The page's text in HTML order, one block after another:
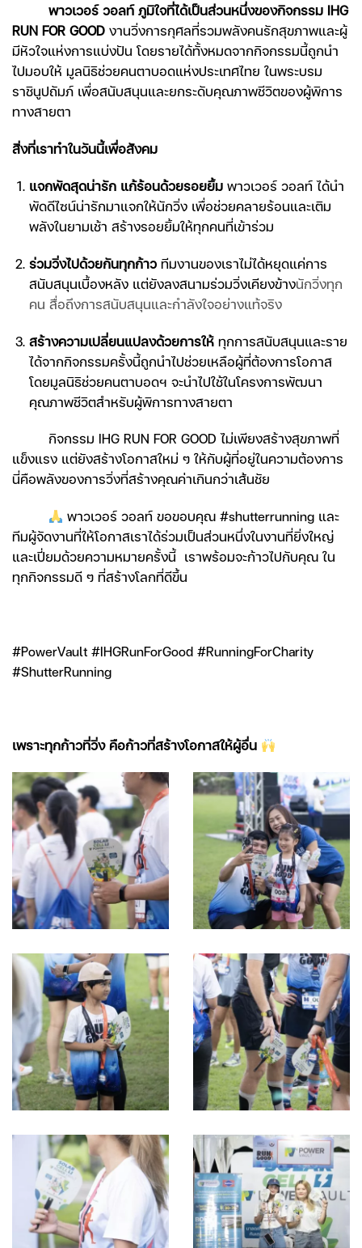
พาวเวอร์ วอลท์ ภูมิใจที่ได้เป็นส่วนหนึ่งของกิจกรรม IHG
RUN FOR GOOD งานวิ่งการกุศลที่รวมพลังคนรักสุขภาพและผู้
มีหัวใจแห่งการแบ่งปัน โดยรายได้ทั้งหมดจากกิจกรรมนี้ถูกนำ
ไปมอบให้ มูลนิธิช่วยคนตาบอดแห่งประเทศไทย ในพระบรม
ราชินูปถัมภ์ เพื่อสนับสนุนและยกระดับคุณภาพชีวิตของผู้พิการ
ทางสายตา
สิ่งที่เราทำในวันนี้เพื่อสังคม
แจกพัดสุดน่ารัก แก้ร้อนด้วยรอยยิ้ม พาวเวอร์ วอลท์ ได้นำ
พัดดีไซน์น่ารักมาแจกให้นักวิ่ง เพื่อช่วยคลายร้อนและเติม
พลังในยามเช้า สร้างรอยยิ้มให้ทุกคนที่เข้าร่วม
ร่วมวิ่งไปด้วยกันทุกก้าว ทีมงานของเราไม่ได้หยุดแค่การ
สนับสนุนเบื้องหลัง แต่ยังลงสนามร่วมวิ่งเคียงข้างนักวิ่งทุก
คน สื่อถึงการสนับสนุนและกำลังใจอย่างแท้จริง
สร้างความเปลี่ยนแปลงด้วยการให้ทุกการสนับสนุนและราย
ได้จากกิจกรรมครั้งนี้ถูกนำไปช่วยเหลือผู้ที่ต้องการโอกาส
โดยมูลนิธิช่วยคนตาบอดฯ จะนำไปใช้ในโครงการพัฒนา
คุณภาพชีวิตสำหรับผู้พิการทางสายตา
กิจกรรม IHG RUN FOR GOOD ไม่เพียงสร้างสุขภาพที่
แข็งแรง แต่ยังสร้างโอกาสใหม่ ๆ ให้กับผู้ที่อยู่ในความต้องการ
นี่คือพลังของการวิ่งที่สร้างคุณค่าเกินกว่าเส้นชัย
พาวเวอร์ วอลท์ ขอขอบคุณ #shutterrunning และ
ทีมผู้จัดงานที่ให้โอกาสเราได้ร่วมเป็นส่วนหนึ่งในงานที่ยิ่งใหญ่
และเปี่ยมด้วยความหมายครั้งนี้ เราพร้อมจะก้าวไปกับคุณ ใน
ทุกกิจกรรมดี ๆ ที่สร้างโลกที่ดีขึ้น
#PowerVault #IHGRunForGood #RunningForCharity
#ShutterRunning
เพราะทุกก้าวที่วิ่ง คือก้าวที่สร้างโอกาสให้ผู้อื่น